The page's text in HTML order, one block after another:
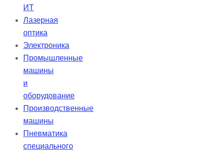
ИТ
Лазерная
оптика
Электроника
Промышленные
машины
и
оборудование
Производственные
машины
Пневматика
специального